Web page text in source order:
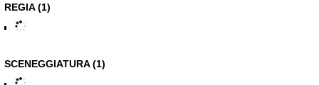
REGIA (1)
SCENEGGIATURA (1)